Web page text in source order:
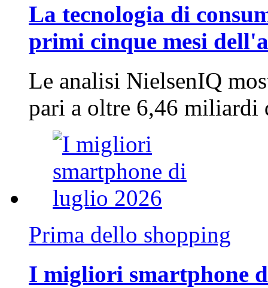
La tecnologia di
primi cinque mesi
Le analisi NielsenIQ
pari a oltre 6,46
Prima dello shopping
I migliori smartphone